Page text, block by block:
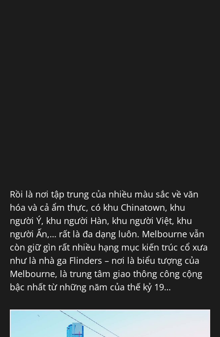
Rồi là nơi tập trung của nhiều màu sắc về văn
hóa và cả ẩm thực, có khu Chinatown, khu
người Ý, khu người Hàn, khu người Việt, khu
người Ấn,… rất là đa dạng luôn. Melbourne vẫn
còn giữ gìn rất nhiều hạng mục kiến trúc cổ xưa
như là nhà ga Flinders – nơi là biểu tượng của
Melbourne, là trung tâm giao thông công cộng
bậc nhất từ những năm của thế kỷ 19…